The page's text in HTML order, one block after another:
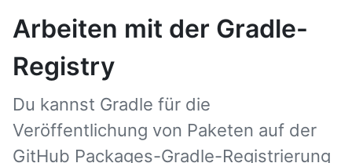
Arbeiten mit der Gradle-
Registry
Du kannst Gradle für die
Veröffentlichung von Paketen auf der
GitHub Packages-Gradle-Registrierung